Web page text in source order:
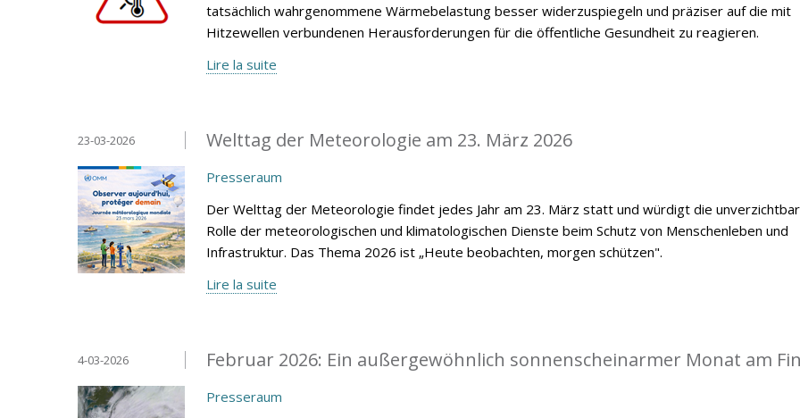
tatsächlich wahrgenommene Wärmebelastung besser widerzuspiegeln und präziser auf die mit
Hitzewellen verbundenen Herausforderungen für die öffentliche Gesundheit zu reagieren.
Lire la suite
Welttag der Meteorologie am 23. März 2026
23-03-2026
Presseraum
Der Welttag der Meteorologie findet jedes Jahr am 23. März statt und würdigt die
Rolle der meteorologischen und klimatologischen Dienste beim Schutz von Menschenleben und
Infrastruktur. Das Thema 2026 ist „Heute beobachten, morgen schützen".
Lire la suite
Februar 2026: Ein außergewöhnlich sonnenscheinarmer Monat am
4-03-2026
Presseraum